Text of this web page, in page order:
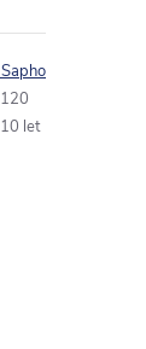
Sapho
120
10 let